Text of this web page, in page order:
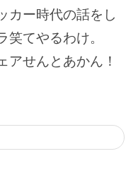
カー時代の話をし
てやるわけ。
アせんとあかん！